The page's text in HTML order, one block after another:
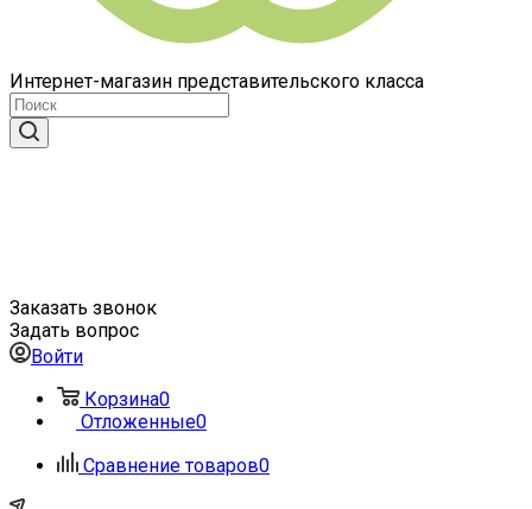
Интернет-магазин представительского класса
Заказать звонок
Задать вопрос
Войти
Корзина0
Отложенные0
Сравнение товаров0